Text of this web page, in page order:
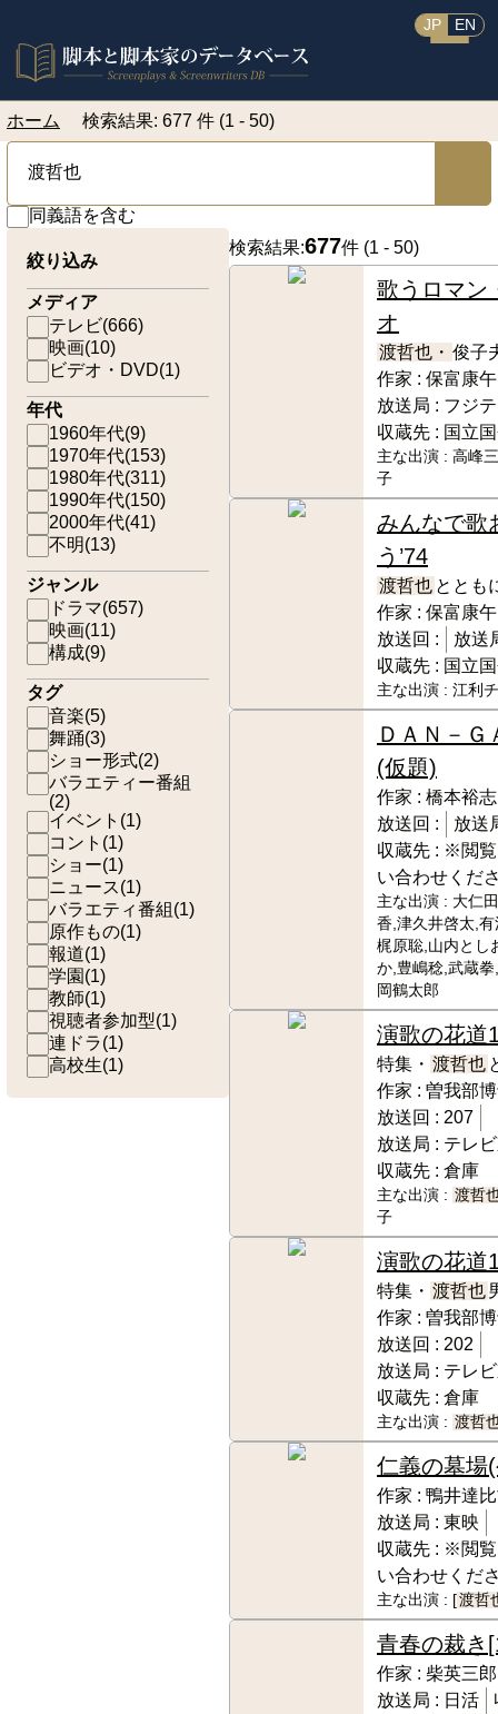
JP EN
ホーム 検索結果: 677 件 (1 - 50)
同義語を含む
絞り込み
メディア
テレビ(666)
映画(10)
ビデオ・DVD(1)
年代
1960年代(9)
1970年代(153)
1980年代(311)
1990年代(150)
2000年代(41)
不明(13)
ジャンル
ドラマ(657)
映画(11)
構成(9)
タグ
音楽(5)
舞踊(3)
ショー形式(2)
バラエティー番組
(2)
イベント (1)
コント (1)
ショー(1)
ニュース(1)
バラエティ番組(1)
原作もの(1)
報道(1)
学園 (1)
教師(1)
視聴者参加型(1)
連ドラ(1)
高校生(1)
検索結果:677件 (1 - 50)
歌うロマン
オ
渡哲也・ 俊子
作家 : 保富康午
放送局 : フジ
収蔵先 : 国立
主な出演 : 高峰
子
みんなで歌
う’74
渡哲也 ととも
作家 : 保富康
放送回 :
放送
収蔵先 : 国立
主な出演 : 江利
ＤＡＮ－Ｇ
(仮題)
作家 : 橋本裕
放送回 :
放送
収蔵先 : ※閲覧
い合わせくだ
主な出演 : 大仁
香,津久井啓太,
梶原聡,山内とし
か,豊嶋稔,武蔵
岡鶴太郎
演歌の花道
特集・ 渡哲也
作家 : 曽我部
放送回 : 207
放送局 : テレ
収蔵先 : 倉庫
主な出演 : 渡哲
子
演歌の花道
特集・ 渡哲也
作家 : 曽我部
放送回 : 202
放送局 : テレ
収蔵先 : 倉庫
主な出演 : 渡哲
仁義の墓場
作家 : 鴨井達
放送局 : 東映
収蔵先 : ※閲覧
い合わせくだ
主な出演 : [渡哲
青春の裁き
作家 : 柴英三郎
放送局 : 日活